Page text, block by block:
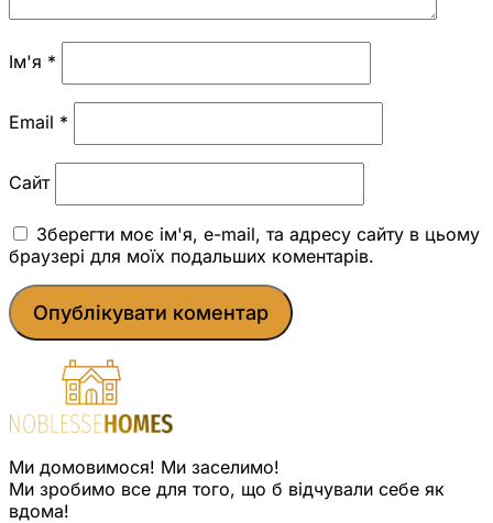
Ім'я *
Email *
Сайт
Зберегти моє ім'я, e-mail, та адресу сайту в цьому
браузері для моїх подальших коментарів.
Ми домовимося! Ми заселимо!
Ми зробимо все для того, що б відчували себе як
вдома!